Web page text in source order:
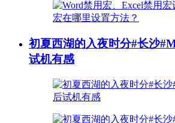
初夏西湖的入夜时分#长沙
试机有感